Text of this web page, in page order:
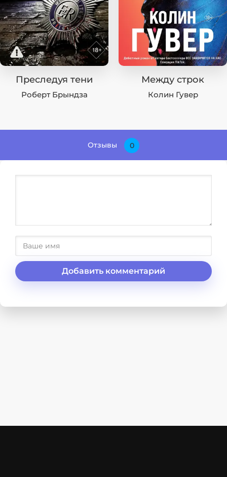
Преследуя тени
Роберт Брындза
Между строк
Колин Гувер
Отзывы 0
Добавить комментарий